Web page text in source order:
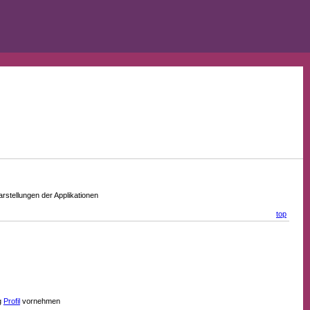
der Applikationen
top
Profil vornehmen